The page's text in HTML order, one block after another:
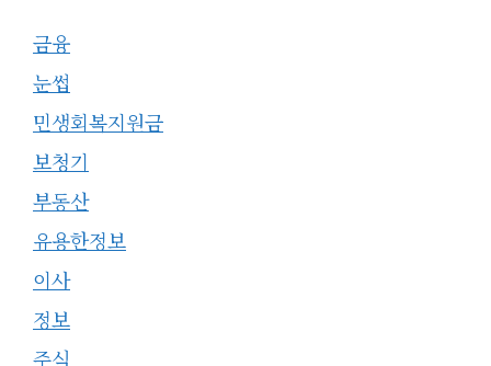
금융
눈썹
민생회복지원금
보청기
부동산
유용한정보
이사
정보
주식